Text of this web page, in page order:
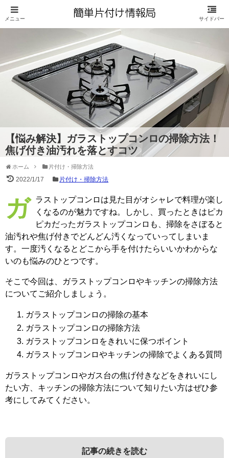
【悩み解決】ガラストップコンロの掃除方法！
焦げ付き油汚れを落とすコツ
ホーム 片付け・掃除方法
2022/1/17 片付け・掃除方法
ガラストップコンロは見た目がオシャレで料理が楽し
くなるのが魅力ですね。しかし、買ったときはピカ
ピカだったガラストップコンロも、掃除をさぼると
油汚れや焦げ付きでどんどん汚くなっていってしまいま
す。一度汚くなるとどこから手を付けたらいいかわからな
いのも悩みのひとつです。
そこで今回は、ガラストップコンロやキッチンの掃除方法
についてご紹介しましょう。
ガラストップコンロの掃除の基本
ガラストップコンロの掃除方法
ガラストップコンロをきれいに保つポイント
ガラストップコンロやキッチンの掃除でよくある質問
ガラストップコンロやガス台の焦げ付きなどをきれいにし
たい方、キッチンの掃除方法について知りたい方はぜひ参
考にしてみてください。
記事の続きを読む